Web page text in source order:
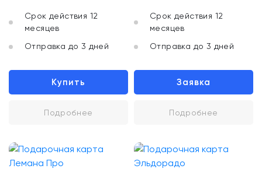
Срок действия 12
месяцев
Отправка до 3 дней
Купить
Подробнее
Срок действия 12
месяцев
Отправка до 3 дней
Заявка
Подробнее